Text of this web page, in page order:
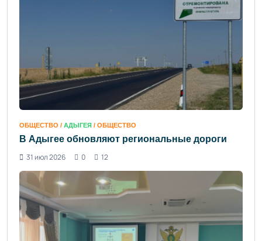
ОБЩЕСТВО / АДЫГЕЯ / ОБЩЕСТВО
В Адыгее обновляют региональные дороги
31 июл 2026
0 12